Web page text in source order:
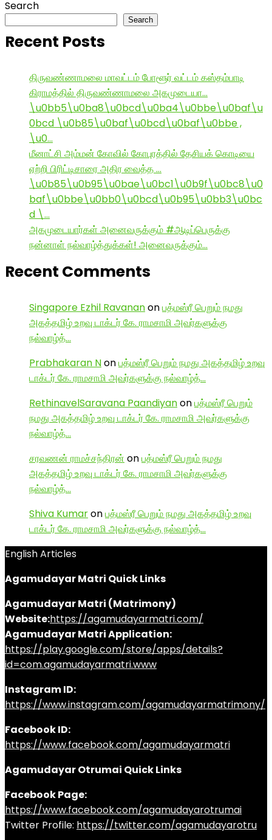
Search
Search
Recent Posts
திருவண்ணாமலை மாவட்டம் போளூர் வட்டம் கஸ்தம்பாடி
கிராமத்தில் திருவண்ணாமலை அகமுடையா…
\u0bb5\u0ba8\u0bcd\u0ba4\u0bbe\u0baf\u
0bcd \u0b85\u0baf\u0bcd\u0baf\u0bbe ,
\u0…
மீனாட்சி அம்மன் கோவில் கோபுரத்தில் தேசியக் கொடியை
ஏற்றி பிரிட்டிசாரை அதிர வைத்த …
\u0b85\u0b95\u0bae\u0bc1\u0b9f\u0bc8\u0
baf\u0bbe\u0bb0\u0bcd\u0b95\u0bb3\u0bc
d \…
அகமுடையார்கள் அனைவருக்கும் #ஆடிப்பெருக்கு
நன்னாள் நல்வாழ்த்துக்கள்! அனைவருக்கும்…
Recent Comments
Singapore Ezhil Ravananonபத்மஸ்ரீ பெறும் நமது
அகத்தமிழ் உறவு டாக்டர் கே. ராமசாமி அவர்களுக்கு
நல்வாழ்த்…
Prabhakaran Nonபத்மஸ்ரீ பெறும் நமது அகத்தமிழ் உறவு
டாக்டர் கே. ராமசாமி அவர்களுக்கு நல்வாழ்த்…
RethinavelSaravana Paandiyanonபத்மஸ்ரீ பெறும்
நமது அகத்தமிழ் உறவு டாக்டர் கே. ராமசாமி அவர்களுக்கு
நல்வாழ்த்…
சரவணன் ராமச்சந்திரன் onபத்மஸ்ரீ பெறும் நமது
அகத்தமிழ் உறவு டாக்டர் கே. ராமசாமி அவர்களுக்கு
நல்வாழ்த்…
Shiva Kumaronபத்மஸ்ரீ பெறும் நமது அகத்தமிழ் உறவு
டாக்டர் கே. ராமசாமி அவர்களுக்கு நல்வாழ்த்…
English Articles
Agamudayar Matri Quick Links
Agamudayar Matri (Matrimony)
Website:https://agamudayarmatri.com/
Agamudayar Matri Application:
https://play.google.com/store/apps/details?
id=com.agamudayarmatri.www
Instagram ID:
https://www.instagram.com/agamudayarmatrimony/
Facebook ID:
https://www.facebook.com/agamudayarmatri
Agamudayar Otrumai Quick Links
Facebook Page:
https://www.facebook.com/agamudayarotrumai
Twitter Profile: https://twitter.com/agamudayarotru